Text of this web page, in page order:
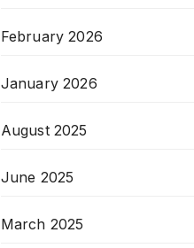
February 2026
January 2026
August 2025
June 2025
March 2025